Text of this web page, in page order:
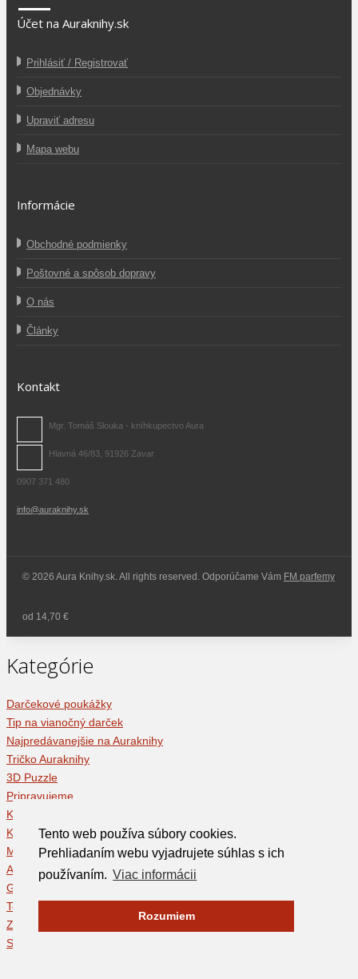
Tento web používa súbory cookies.
Prehliadaním webu vyjadrujete súhlas s ich
používaním. Viac informácii
Rozumiem
Účet na Auraknihy.sk
Prihlásiť / Registrovať
Objednávky
Upraviť adresu
Mapa webu
Informácie
Obchodné podmienky
Poštovné a spôsob dopravy
O nás
Články
Kontakt
Mgr. Tomáš Slouka - kníhkupectvo Aura
Hlavná 46/83, 91926 Zavar
0907 371 480
info@auraknihy.sk
© 2026 Aura Knihy.sk. All rights reserved. Odporúčame Vám FM parfemy
od 14,70 €
Kategórie
Darčekové poukážky
Tip na vianočný darček
Najpredávanejšie na Auraknihy
Tričko Auraknihy
3D Puzzle
Pripravujeme
Knižné novinky
Knihy
Mince - zberateľské suveníry
Audioknihy
Glóbusy a mapy
Tovar na sklade
Záložky do knihy
Spoločenské hry